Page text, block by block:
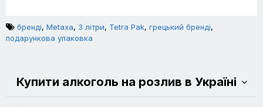
бренді, Metaxa, 3 літри, Tetra Pak, грецький бренді,
подарункова упаковка
Купити алкоголь на розлив в Україні